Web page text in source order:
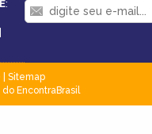
:
Sitemap
EncontraBrasil